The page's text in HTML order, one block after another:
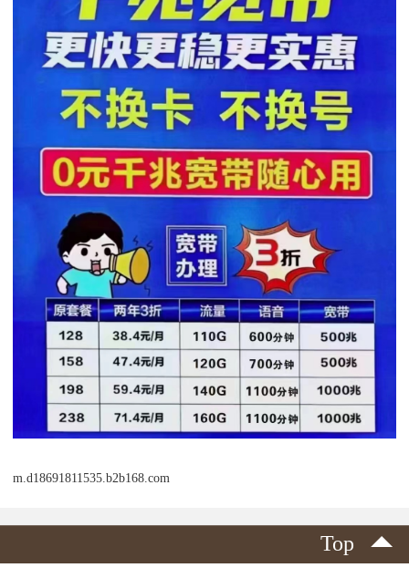
m.d18691811535.b2b168.com
Top